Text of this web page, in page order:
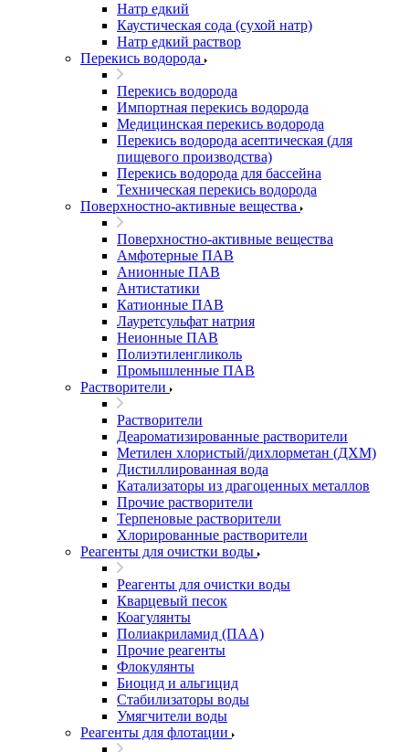
Натр едкий
Каустическая сода (сухой натр)
Натр едкий раствор
Перекись водорода
Перекись водорода
Импортная перекись водорода
Медицинская перекись водорода
Перекись водорода асептическая (для
пищевого производства)
Перекись водорода для бассейна
Техническая перекись водорода
Поверхностно-активные вещества
Поверхностно-активные вещества
Амфотерные ПАВ
Анионные ПАВ
Антистатики
Катионные ПАВ
Лауретсульфат натрия
Неионные ПАВ
Полиэтиленгликоль
Промышленные ПАВ
Растворители
Растворители
Деароматизированные растворители
Метилен хлористый/дихлорметан (ДХМ)
Дистиллированная вода
Катализаторы из драгоценных металлов
Прочие растворители
Терпеновые растворители
Хлорированные растворители
Реагенты для очистки воды
Реагенты для очистки воды
Кварцевый песок
Коагулянты
Полиакриламид (ПАА)
Прочие реагенты
Флокулянты
Биоцид и альгицид
Стабилизаторы воды
Умягчители воды
Реагенты для флотации